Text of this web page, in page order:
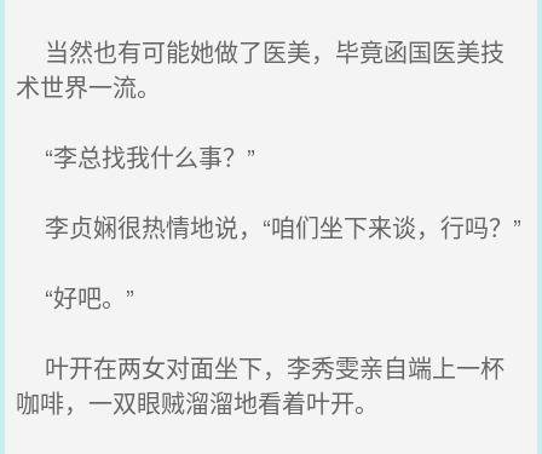
当然也有可能她做了医美，毕竟函国医美技
术世界一流。
“李总找我什么事？”
李贞娴很热情地说，“咱们坐下来谈，行吗？”
“好吧。”
叶开在两女对面坐下，李秀雯亲自端上一杯
咖啡，一双眼贼溜溜地看着叶开。